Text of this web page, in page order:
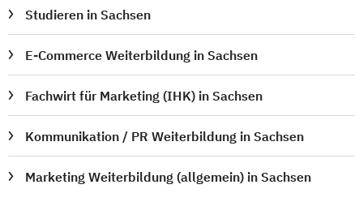
Studieren in Sachsen
E-Commerce Weiterbildung in Sachsen
Fachwirt für Marketing (IHK) in Sachsen
Kommunikation / PR Weiterbildung in Sachsen
Marketing Weiterbildung (allgemein) in Sachsen